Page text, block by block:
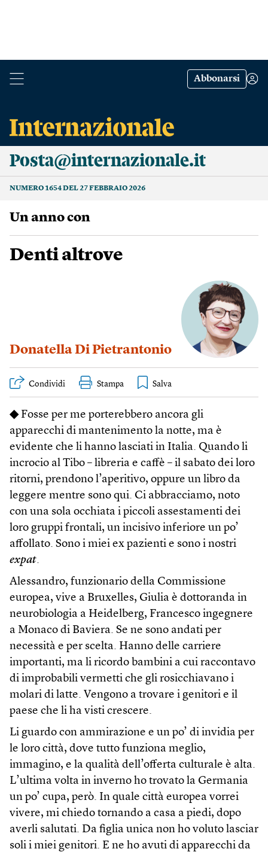
Abbonarsi
Posta@internazionale.it
NUMERO 1654 DEL 27 FEBBRAIO 2026
Un anno con
Denti altrove
Donatella Di Pietrantonio
Condividi Stampa
◆Fosse per me porterebbero ancora gli
apparecchi di mantenimento la notte, ma è
evidente che li hanno lasciati in Italia. Quando li
incrocio al Tibo – libreria e caffè – il sabato dei loro
ritorni, prendono l’aperitivo, oppure un libro da
leggere mentre sono qui. Ci abbracciamo, noto
con una sola occhiata i piccoli assestamenti dei
loro gruppi frontali, un incisivo inferiore un po’
affollato. Sono i miei ex pazienti e sono i nostri
expat.
Alessandro, funzionario della Commissione
europea, vive a Bruxelles, Giulia è dottoranda in
neurobiologia a Heidelberg, Francesco ingegnere
a Monaco di Baviera. Se ne sono andati per
necessità e per scelta. Hanno delle carriere
importanti, ma li ricordo bambini a cui raccontavo
di improbabili vermetti che gli rosicchiavano i
molari di latte. Vengono a trovare i genitori e il
paese che li ha visti crescere.
Li guardo con ammirazione e un po’ di invidia per
le loro città, dove tutto funziona meglio,
immagino, e la qualità dell’offerta culturale è alta.
L’ultima volta in inverno ho trovato la Germania
un po’ cupa, però. In quale città europea vorrei
vivere, mi chiedo tornando a casa a piedi, dopo
averli salutati. Da figlia unica non ho voluto lasciar
soli i miei genitori. E ne ho avuti di apparecchi da